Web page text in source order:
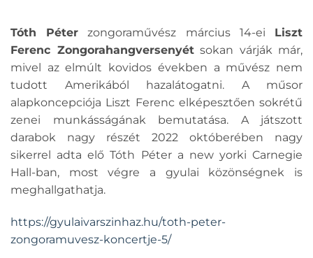
Tóth Péter zongoraművész március 14-ei Liszt
Ferenc Zongorahangversenyétsokan várják már,
mivel az elmúlt kovidos években a művész nem
tudott Amerikából hazalátogatni. A műsor
alapkoncepciója Liszt Ferenc elképesztően sokrétű
zenei munkásságának bemutatása. A játszott
darabok nagy részét 2022 októberében nagy
sikerrel adta elő Tóth Péter a new yorki Carnegie
Hall-ban, most végre a gyulai közönségnek is
meghallgathatja.
https://gyulaivarszinhaz.hu/toth-peter-
zongoramuvesz-koncertje-5/